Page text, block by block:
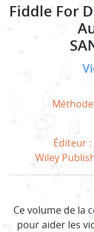
Fiddle For
Méthode
Éditeur :
Wiley
Ce volume de la
pour aider les